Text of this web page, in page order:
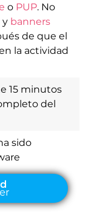
o PUP. No
y banners
de que el
la actividad
15 minutos
del
sido